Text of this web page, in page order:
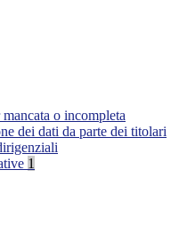
o incompleta
dei dati da parte dei titolari
1